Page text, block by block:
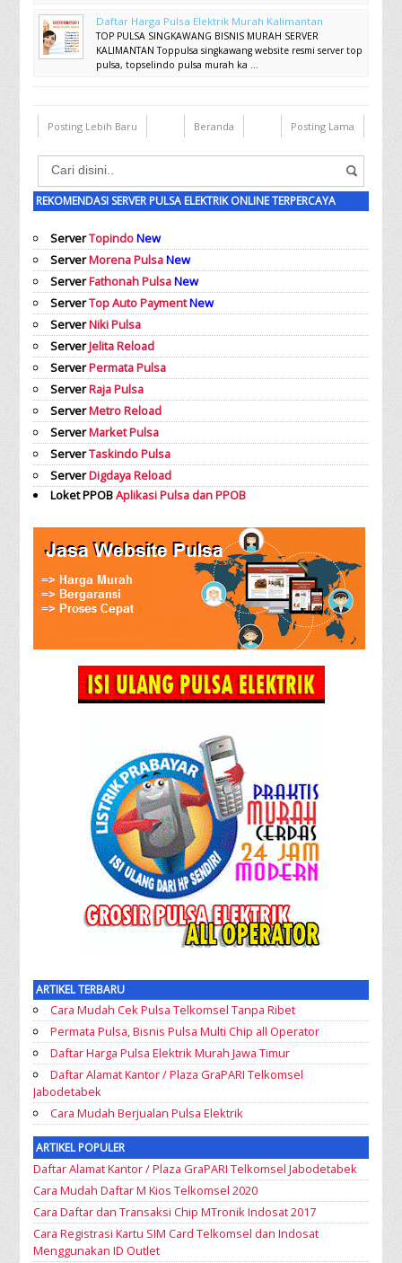
Daftar Harga Pulsa Elektrik Murah Kalimantan
TOP PULSA SINGKAWANG BISNIS MURAH SERVER
KALIMANTAN Toppulsa singkawang website resmi server top
pulsa, topselindo pulsa murah ka ...
Posting Lebih Baru Posting Lama
Beranda
REKOMENDASI SERVER PULSA ELEKTRIK ONLINE TERPERCAYA
ServerTopindoNew
ServerMorena PulsaNew
ServerFathonah PulsaNew
ServerTop Auto PaymentNew
ServerNiki Pulsa
ServerJelita Reload
ServerPermata Pulsa
ServerRaja Pulsa
ServerMetro Reload
ServerMarket Pulsa
ServerTaskindo Pulsa
ServerDigdaya Reload
Loket PPOBAplikasi Pulsa dan PPOB
ARTIKEL TERBARU
Cara Mudah Cek Pulsa Telkomsel Tanpa Ribet
Permata Pulsa, Bisnis Pulsa Multi Chip all Operator
Daftar Harga Pulsa Elektrik Murah Jawa Timur
Daftar Alamat Kantor / Plaza GraPARI Telkomsel
Jabodetabek
Cara Mudah Berjualan Pulsa Elektrik
ARTIKEL POPULER
Daftar Alamat Kantor / Plaza GraPARI Telkomsel Jabodetabek
Cara Mudah Daftar M Kios Telkomsel 2020
Cara Daftar dan Transaksi Chip MTronik Indosat 2017
Cara Registrasi Kartu SIM Card Telkomsel dan Indosat
Menggunakan ID Outlet